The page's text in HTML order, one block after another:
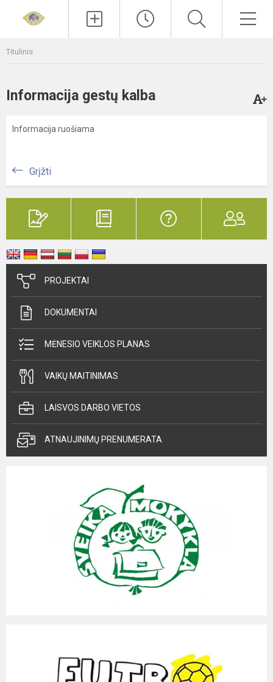
Titulinis
Informacija gestų kalba
Informacija ruošiama
Grįžti
PROJEKTAI
DOKUMENTAI
MĖNESIO VEIKLOS PLANAS
VAIKŲ MAITINIMAS
LAISVOS DARBO VIETOS
ATNAUJINIMŲ PRENUMERATA